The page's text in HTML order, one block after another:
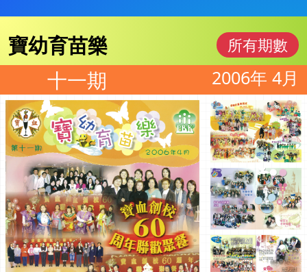
寶幼育苗樂 所有期數
十一期 2006年 4月